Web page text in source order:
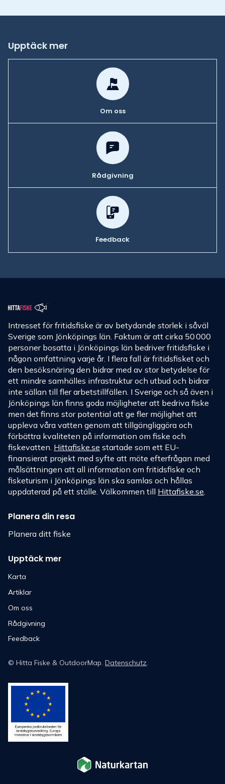
Upptäck mer
Om oss
Rådgivning
Feedback
Intresset för fritidsfiske är av betydande storlek i såväl
Sverige som Jönköpings län. Faktum är att cirka 50 000
personer bosatta i Jönköpings län bedriver fritidsfiske i
någon omfattning varje år. I flera fall är fritidsfisket och
den besöksnäring den bidrar med av stor betydelse för
ett mindre samhälles infrastruktur och utbud och bidrar
inte sällan till fler arbetstillfällen. I Sverige och så även i
Jönköpings län finns goda möjligheter att bedriva fiske
men det finns stor potential att ge fler möjlighet att
uppleva våra vatten genom att tillgängliggöra och
förbättra kvaliteten på information om fiske och
fiskevatten. Hittafiske.se startade som ett EU-
finansierat projekt med syfte att möte efterfrågan med
målsättningen att all information om fritidsfiske och
fisketurism i Jönköpings län ska samlas och hållas
uppdaterad på ett ställe. Välkommen till Hittafiske.se.
Planera din resa
Planera ditt fiske
Upptäck mer
Karta
Artiklar
Om oss
Rådgivning
Feedback
© Hitta Fiske & OutdoorMap. Datenschutz.